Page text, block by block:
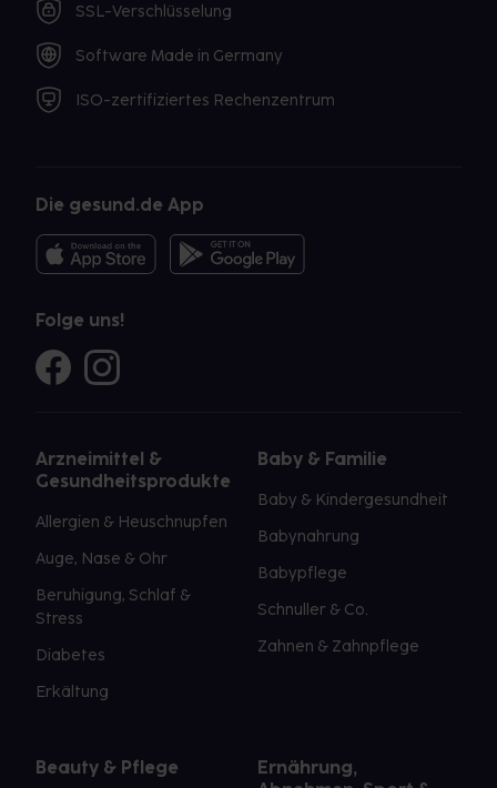
SSL-Verschlüsselung
Software Made in Germany
ISO-zertifiziertes Rechenzentrum
Die gesund.de App
Folge uns!
Arzneimittel &
Gesundheitsprodukte
Allergien & Heuschnupfen
Auge, Nase & Ohr
Beruhigung, Schlaf &
Stress
Diabetes
Erkältung
Baby & Familie
Baby & Kindergesundheit
Babynahrung
Babypflege
Schnuller & Co.
Zahnen & Zahnpflege
Beauty & Pflege
Ernährung,